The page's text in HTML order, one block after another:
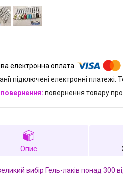
підключені електронні
повернення товару
Опис
вибір Гель-лаків понад 300